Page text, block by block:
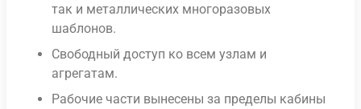
так и металлических многоразовых
шаблонов.
Свободный доступ ко всем узлам и
агрегатам.
Рабочие части вынесены за пределы кабины